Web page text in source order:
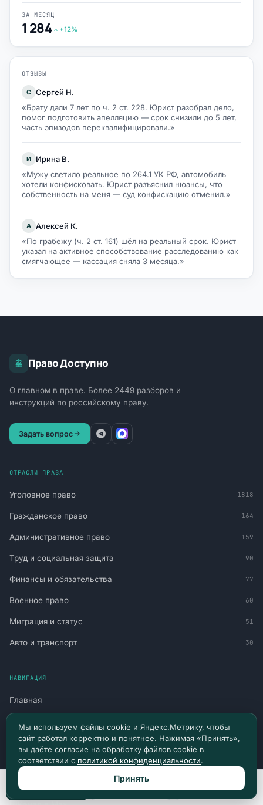
ЗА МЕСЯЦ
1 284 +12%
ОТЗЫВЫ
С Сергей Н.
«Брату дали 7 лет по ч. 2 ст. 228. Юрист разобрал дело,
помог подготовить апелляцию — срок снизили до 5 лет,
часть эпизодов переквалифицировали.»
И
Ирина В.
«Мужу светило реальное по 264.1 УК РФ, автомобиль
хотели конфисковать. Юрист разъяснил нюансы, что
собственность на меня — суд конфискацию отменил.»
А Алексей К.
«По грабежу (ч. 2 ст. 161) шёл на реальный срок. Юрист
указал на активное способствование расследованию как
смягчающее — кассация сняла 3 месяца.»
Право Доступно
О главном в праве. Более 2449 разборов и
инструкций по российскому праву.
Задать вопрос
ОТРАСЛИ ПРАВА
Уголовное право 1818
Гражданское право 164
Административное право 159
Труд и социальная защита 90
Финансы и обязательства 77
Военное право 60
Миграция и статус 51
Авто и транспорт 30
НАВИГАЦИЯ
Главная
Новости и судебная практика
Консультация
Канал в Telegram
Мы используем файлы cookie и Яндекс.Метрику, чтобы
сайт работал корректно и понятнее. Нажимая «Принять»,
вы даёте согласие на обработку файлов cookie в
соответствии с политикой конфиденциальности.
Принять